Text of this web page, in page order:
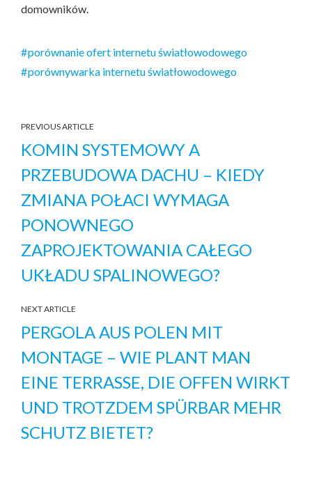
domowników.
porównanie ofert internetu światłowodowego
porównywarka internetu światłowodowego
PREVIOUS ARTICLE
KOMIN SYSTEMOWY A
PRZEBUDOWA DACHU – KIEDY
ZMIANA POŁACI WYMAGA
PONOWNEGO
ZAPROJEKTOWANIA CAŁEGO
UKŁADU SPALINOWEGO?
NEXT ARTICLE
PERGOLA AUS POLEN MIT
MONTAGE – WIE PLANT MAN
EINE TERRASSE, DIE OFFEN WIRKT
UND TROTZDEM SPÜRBAR MEHR
SCHUTZ BIETET?